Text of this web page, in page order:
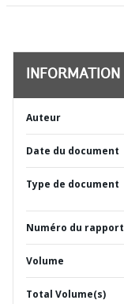
INFORMATION
Auteur
Date du document
Type de document
Numéro du rapport
Volume
Total Volume(s)